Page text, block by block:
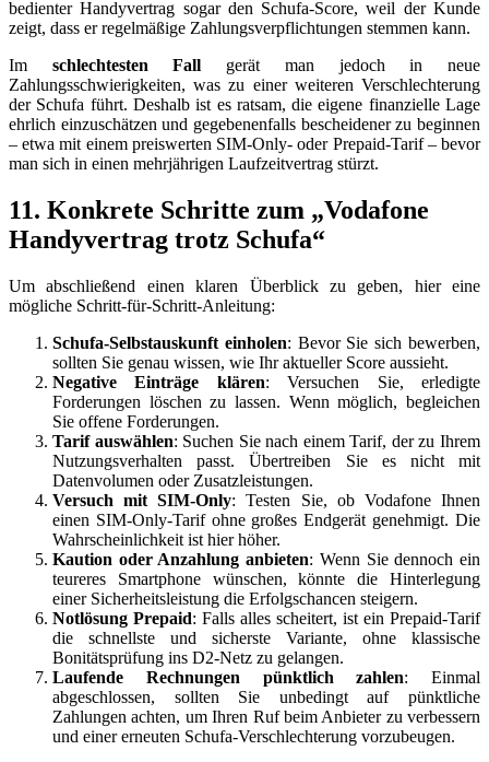
bedienter Handyvertrag sogar den Schufa-Score, weil der Kunde
zeigt, dass er regelmäßige Zahlungsverpflichtungen stemmen kann.
Im schlechtesten Fall gerät man jedoch in neue
Zahlungsschwierigkeiten, was zu einer weiteren Verschlechterung
der Schufa führt. Deshalb ist es ratsam, die eigene finanzielle Lage
ehrlich einzuschätzen und gegebenenfalls bescheidener zu beginnen
– etwa mit einem preiswerten SIM-Only- oder Prepaid-Tarif – bevor
man sich in einen mehrjährigen Laufzeitvertrag stürzt.
11. Konkrete Schritte zum „Vodafone
Handyvertrag trotz Schufa“
Um abschließend einen klaren Überblick zu geben, hier eine
mögliche Schritt-für-Schritt-Anleitung:
Schufa-Selbstauskunft einholen: Bevor Sie sich bewerben,
sollten Sie genau wissen, wie Ihr aktueller Score aussieht.
Negative Einträge klären: Versuchen Sie, erledigte
Forderungen löschen zu lassen. Wenn möglich, begleichen
Sie offene Forderungen.
Tarif auswählen: Suchen Sie nach einem Tarif, der zu Ihrem
Nutzungsverhalten passt. Übertreiben Sie es nicht mit
Datenvolumen oder Zusatzleistungen.
Versuch mit SIM-Only: Testen Sie, ob Vodafone Ihnen
einen SIM-Only-Tarif ohne großes Endgerät genehmigt. Die
Wahrscheinlichkeit ist hier höher.
Kaution oder Anzahlung anbieten: Wenn Sie dennoch ein
teureres Smartphone wünschen, könnte die Hinterlegung
einer Sicherheitsleistung die Erfolgschancen steigern.
Notlösung Prepaid: Falls alles scheitert, ist ein Prepaid-Tarif
die schnellste und sicherste Variante, ohne klassische
Bonitätsprüfung ins D2-Netz zu gelangen.
Laufende Rechnungen pünktlich zahlen: Einmal
abgeschlossen, sollten Sie unbedingt auf pünktliche
Zahlungen achten, um Ihren Ruf beim Anbieter zu verbessern
und einer erneuten Schufa-Verschlechterung vorzubeugen.